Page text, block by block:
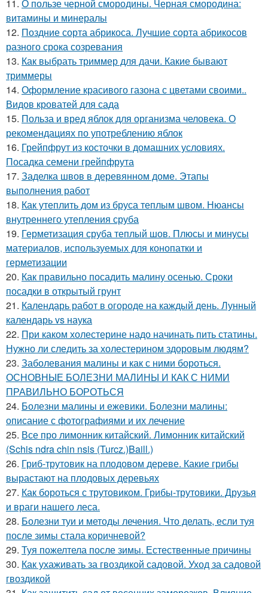
11. О пользе черной смородины. Черная смородина:
витамины и минералы
12. Поздние сорта абрикоса. Лучшие сорта абрикосов
разного срока созревания
13. Как выбрать триммер для дачи. Какие бывают
триммеры
14. Оформление красивого газона с цветами своими..
Видов кроватей для сада
15. Польза и вред яблок для организма человека. О
рекомендациях по употреблению яблок
16. Грейпфрут из косточки в домашних условиях.
Посадка семени грейпфрута
17. Заделка швов в деревянном доме. Этапы
выполнения работ
18. Как утеплить дом из бруса теплым швом. Нюансы
внутреннего утепления сруба
19. Герметизация сруба теплый шов. Плюсы и минусы
материалов, используемых для конопатки и
герметизации
20. Как правильно посадить малину осенью. Сроки
посадки в открытый грунт
21. Календарь работ в огороде на каждый день. Лунный
календарь vs наука
22. При каком холестерине надо начинать пить статины.
Нужно ли следить за холестерином здоровым людям?
23. Заболевания малины и как с ними бороться.
ОСНОВНЫЕ БОЛЕЗНИ МАЛИНЫ И КАК С НИМИ
ПРАВИЛЬНО БОРОТЬСЯ
24. Болезни малины и ежевики. Болезни малины:
описание с фотографиями и их лечение
25. Все про лимонник китайский. Лимонник китайский
(Schis ndra chin nsis (Turcz.)Baill.)
26. Гриб-трутовик на плодовом дереве. Какие грибы
вырастают на плодовых деревьях
27. Как бороться с трутовиком. Грибы-трутовики. Друзья
и враги нашего леса.
28. Болезни туи и методы лечения. Что делать, если туя
после зимы стала коричневой?
29. Туя пожелтела после зимы. Естественные причины
30. Как ухаживать за гвоздикой садовой. Уход за садовой
гвоздикой